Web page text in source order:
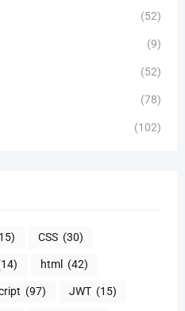
(52)
(9)
(52)
(78)
(102)
CSS (30)
html (42)
(97) JWT (15)